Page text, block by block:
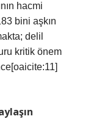
hacmi
bini aşkın
delil
kritik önem